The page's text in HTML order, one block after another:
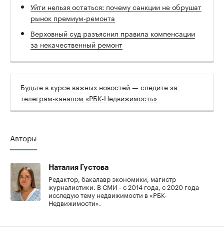
Уйти нельзя остаться: почему санкции не обрушат
рынок премиум-ремонта
Верховный суд разъяснил правила компенсации
за некачественный ремонт
Будьте в курсе важных новостей — следите за
телеграм-каналом «РБК-Недвижимость»
Авторы
Наталия Густова
Редактор, бакалавр экономики, магистр
журналистики. В СМИ - с 2014 года, с 2020 года
исследую тему недвижимости в «РБК-
Недвижимости».